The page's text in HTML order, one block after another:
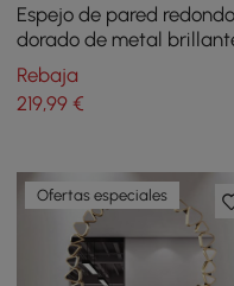
Espejo de pared redondo
dorado de metal
de 700 mm para
decoración del hogar
sala de estar
Rebaja
219,99 €
Ofertas especiales